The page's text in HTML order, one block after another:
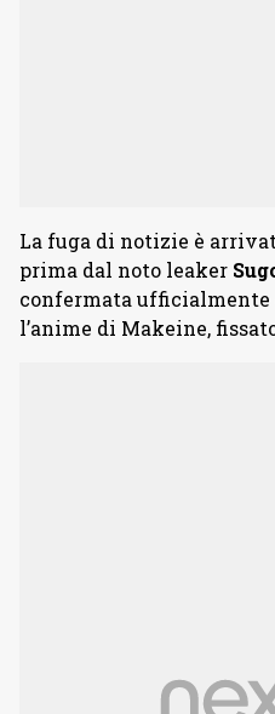
La fuga di notizie è
prima dal noto leaker
confermata ufficialmente
l’anime di Makeine,